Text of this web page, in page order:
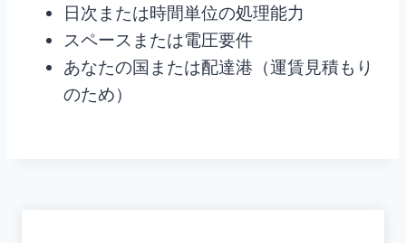
日次または時間単位の処理能力
スペースまたは電圧要件
あなたの国または配達港（運賃見積もり
のため）